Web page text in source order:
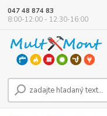
047 48 874 83
8:00-12:00 - 12:30-16:00